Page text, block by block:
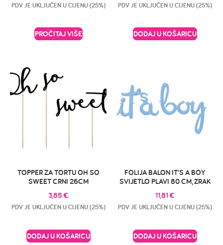
PDV JE UKLJUČEN U CIJENU (25%)
PROČITAJ VIŠE
PDV JE UKLJUČEN U CIJENU (25%)
DODAJ U KOŠARICU
TOPPER ZA TORTU OH SO
SWEET CRNI 26CM
3,85 €
PDV JE UKLJUČEN U CIJENU (25%)
DODAJ U KOŠARICU
FOLIJA BALON IT’S A BOY
SVIJETLO PLAVI 80 CM, ZRAK
11,81€
PDV JE UKLJUČEN U CIJENU (25%)
DODAJ U KOŠARICU